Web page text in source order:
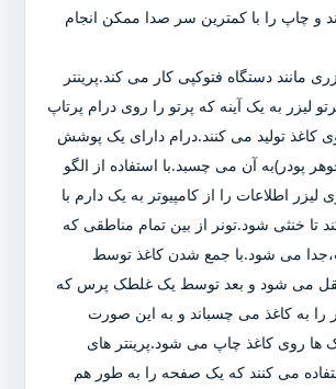
و چاپ را با کمترین سر صدا ممکن انجام
مانند دستگاه فتوکپی کار می کند.پرینتر
لیزر به یک آینه که پرتو را روی درام پرتاپ
کاغذ تولید می کنند.درام دارای یک پوشش
پودر)به آن می چسبد.با استفاده از الگو
اطلاعات را از کامپیوتر به یک دارم با
تا خنثی شود.تونر از بین تمام مناطقی که
می شود.با جمع شدن کاغذ توسط
می شود و بعد توسط یک غلطک پرس که
به کاغذ می چسباند و به این صورت
ها روی کاغذ چاپ می شود.پرینتر های
می کنند که یک صفحه را به طور هم